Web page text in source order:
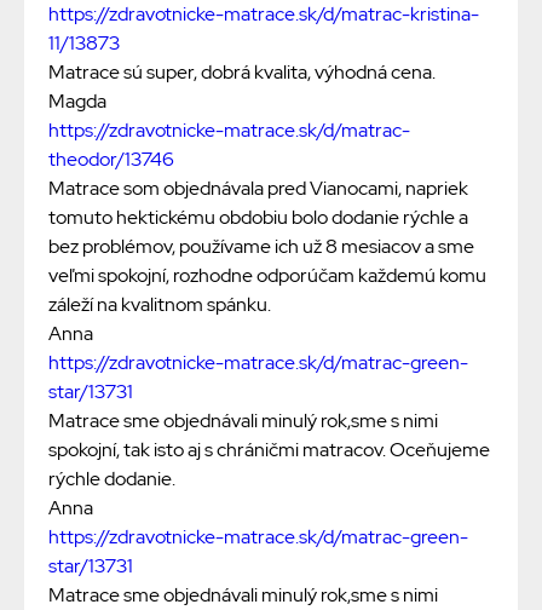
https://zdravotnicke-matrace.sk/d/matrac-kristina-
11/13873
Matrace sú super, dobrá kvalita, výhodná cena.
Magda
https://zdravotnicke-matrace.sk/d/matrac-
theodor/13746
Matrace som objednávala pred Vianocami, napriek
tomuto hektickému obdobiu bolo dodanie rýchle a
bez problémov, používame ich už 8 mesiacov a sme
veľmi spokojní, rozhodne odporúčam každemú komu
záleží na kvalitnom spánku.
Anna
https://zdravotnicke-matrace.sk/d/matrac-green-
star/13731
Matrace sme objednávali minulý rok,sme s nimi
spokojní, tak isto aj s chráničmi matracov. Oceňujeme
rýchle dodanie.
Anna
https://zdravotnicke-matrace.sk/d/matrac-green-
star/13731
Matrace sme objednávali minulý rok,sme s nimi